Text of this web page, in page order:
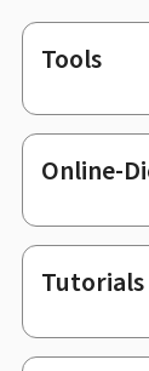
Footer
Tools
Online-
Tutorials